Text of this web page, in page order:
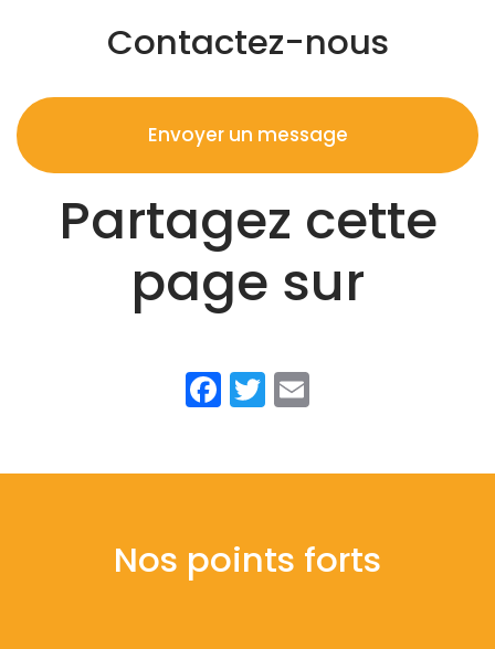
Contactez-nous
Envoyer un message
Partagez cette
page sur
Facebook
Twitter
Nos points forts